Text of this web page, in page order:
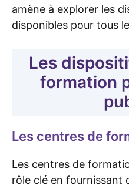
amène à explorer les
disponibles pour tous
Les
formation
Les centres de
Les centres de
rôle clé en fournissant